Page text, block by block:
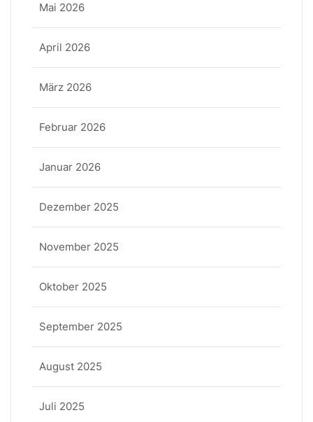
Mai 2026
April 2026
März 2026
Februar 2026
Januar 2026
Dezember 2025
November 2025
Oktober 2025
September 2025
August 2025
Juli 2025